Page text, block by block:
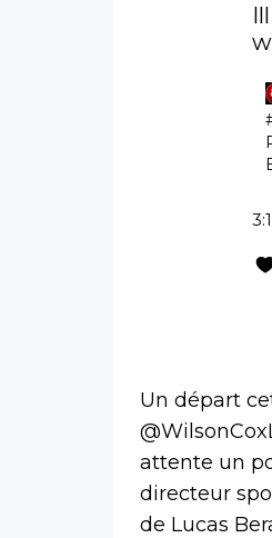
Un départ
attente un
directeur
de Lucas